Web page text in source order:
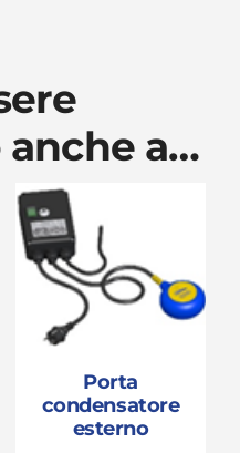
anche a…
Porta
condensatore
esterno